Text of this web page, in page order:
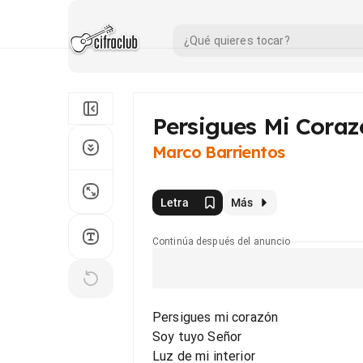
Persigues Mi
Marco Barrientos
Letra Más
Continúa después del anuncio
Persigues mi corazón
Soy tuyo Señor
Luz de mi interior